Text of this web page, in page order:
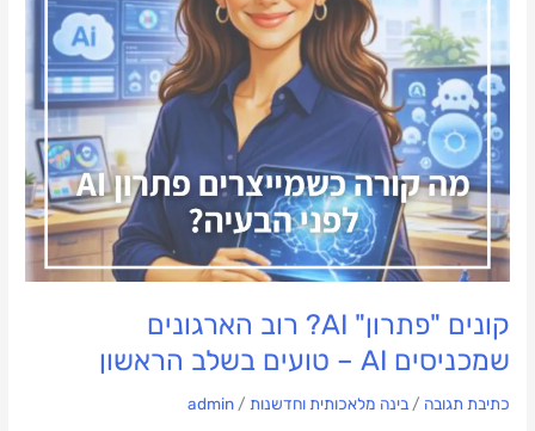
קונים "פתרון" AI? רוב הארגונים
שמכניסים AI – טועים בשלב הראשון
כתיבת תגובה /בינה מלאכותית וחדשנות /
admin
AI
–
טועים
בשלב
הראשון